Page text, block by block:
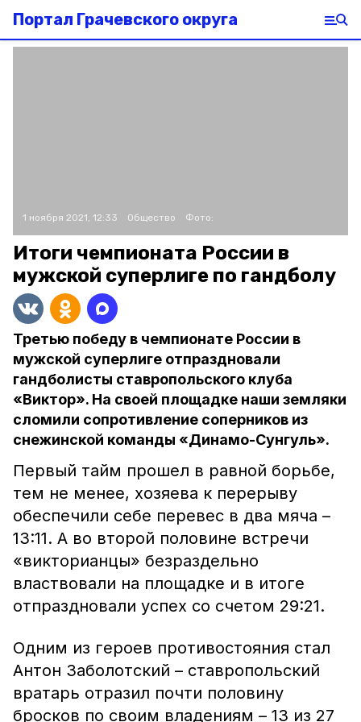
Портал Грачевского округа
1 ноября 2021, 12:33 Общество Фото:
Итоги чемпионата России в
мужской суперлиге по гандболу
Третью победу в чемпионате России в
мужской суперлиге отпраздновали
гандболисты ставропольского клуба
«Виктор». На своей площадке наши земляки
сломили сопротивление соперников из
снежинской команды «Динамо-Сунгуль».
Первый тайм прошел в равной борьбе,
тем не менее, хозяева к перерыву
обеспечили себе перевес в два мяча –
13:11. А во второй половине встречи
«викторианцы» безраздельно
властвовали на площадке и в итоге
отпраздновали успех со счетом 29:21.
Одним из героев противостояния стал
Антон Заболотский – ставропольский
вратарь отразил почти половину
бросков по своим владениям – 13 из 27